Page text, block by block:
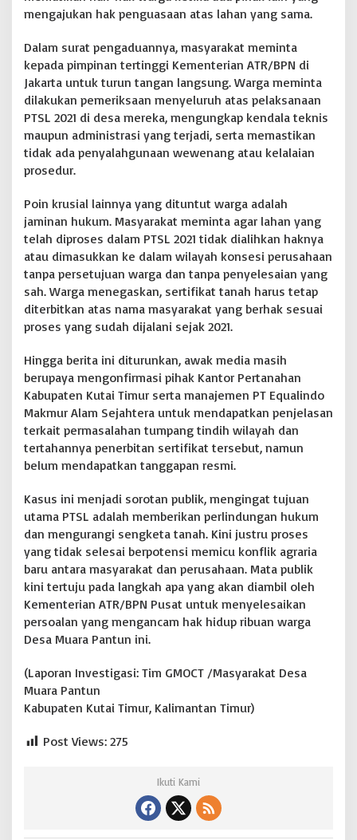
mengajukan hak penguasaan atas lahan yang sama.
Dalam surat pengaduannya, masyarakat meminta
kepada pimpinan tertinggi Kementerian ATR/BPN di
Jakarta untuk turun tangan langsung. Warga meminta
dilakukan pemeriksaan menyeluruh atas pelaksanaan
PTSL 2021 di desa mereka, mengungkap kendala teknis
maupun administrasi yang terjadi, serta memastikan
tidak ada penyalahgunaan wewenang atau kelalaian
prosedur.
Poin krusial lainnya yang dituntut warga adalah
jaminan hukum. Masyarakat meminta agar lahan yang
telah diproses dalam PTSL 2021 tidak dialihkan haknya
atau dimasukkan ke dalam wilayah konsesi perusahaan
tanpa persetujuan warga dan tanpa penyelesaian yang
sah. Warga menegaskan, sertifikat tanah harus tetap
diterbitkan atas nama masyarakat yang berhak sesuai
proses yang sudah dijalani sejak 2021.
Hingga berita ini diturunkan, awak media masih
berupaya mengonfirmasi pihak Kantor Pertanahan
Kabupaten Kutai Timur serta manajemen PT Equalindo
Makmur Alam Sejahtera untuk mendapatkan penjelasan
terkait permasalahan tumpang tindih wilayah dan
tertahannya penerbitan sertifikat tersebut, namun
belum mendapatkan tanggapan resmi.
Kasus ini menjadi sorotan publik, mengingat tujuan
utama PTSL adalah memberikan perlindungan hukum
dan mengurangi sengketa tanah. Kini justru proses
yang tidak selesai berpotensi memicu konflik agraria
baru antara masyarakat dan perusahaan. Mata publik
kini tertuju pada langkah apa yang akan diambil oleh
Kementerian ATR/BPN Pusat untuk menyelesaikan
persoalan yang mengancam hak hidup ribuan warga
Desa Muara Pantun ini.
(Laporan Investigasi: Tim GMOCT /Masyarakat Desa
Muara Pantun
Kabupaten Kutai Timur, Kalimantan Timur)
Post Views: 275
Ikuti Kami